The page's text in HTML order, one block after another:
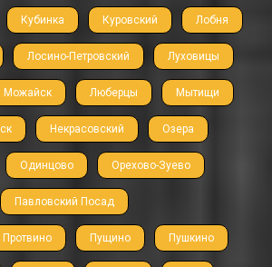
Кубинка Куровский Лобня
Лосино-Петровский Луховицы
Можайск Люберцы Мытищи
Некрасовский Озера
Одинцово Орехово-Зуево
Павловский Посад
Протвино Пущино Пушкино